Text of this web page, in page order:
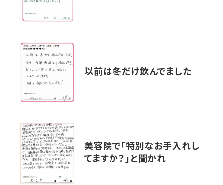
以前は冬だけ飲んでました
美容院で「特別なお手入れし
てますか？」と聞かれ